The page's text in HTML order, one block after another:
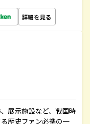
詳細を見る
展示施設など、戦国時
歴史ファン必携の一